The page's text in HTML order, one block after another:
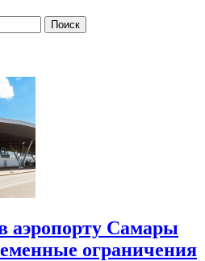
аэропорту Самары
ограничения